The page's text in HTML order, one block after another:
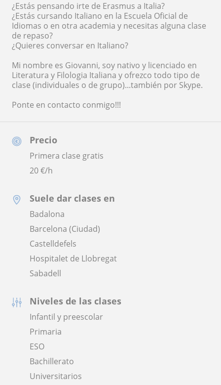
Precio
Primera clase gratis
20€/h
Suele dar clases en
Badalona
Barcelona (Ciudad)
Castelldefels
Hospitalet de Llobregat
Sabadell
Niveles de las clases
Infantil y preescolar
Primaria
ESO
Bachillerato
Universitarios
¿Estás pensando irte de Erasmus a Italia?
¿Estás cursando Italiano en la Escuela Oficial de
Idiomas o en otra academia y necesitas alguna clase
de repaso?
¿Quieres conversar en Italiano?
Mi nombre es Giovanni, soy nativo y licenciado en
Literatura y Filologia Italiana y ofrezco todo tipo de
clase (individuales o de grupo)...también por Skype.
Ponte en contacto conmigo!!!